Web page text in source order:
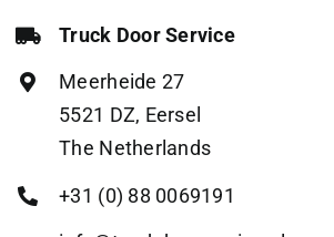
Truck Door Service
Meerheide 27
5521 DZ, Eersel
The Netherlands
+31 (0) 88 0069191